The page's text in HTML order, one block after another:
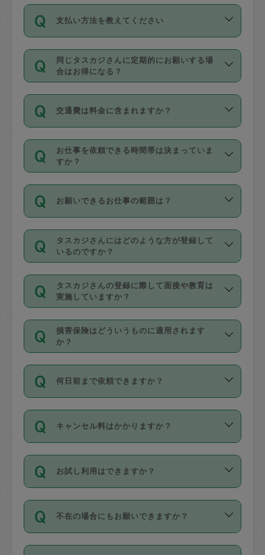
の上事前申請することが必要です。な
お、3時間を下回っても、値引き等はござ
いません。
11種類の価格帯の中からタスカジさん自
身が価格を選んで設定しています。
タスカジさんの価格設定には最初は制限
があり、レビュー件数、レビューの平均
値、などで除々に設定可能な最高額が上
がっていく仕組みになっています。
支払い方法を教えてください
お支払方法はクレジットカード（Visa／
Master／JCB／AMERICAN EXPRESS／
Diners Club）のみとなります。
を行う際にご入力ください。プロフィー
ル登録時にはご入力いただかなくても大
丈夫です。
デビットカード・プリペイドカード（Vプ
リカ、au WALLETなど）は支払にはご利
銀行振込や現金払いも対応していませ
なお、タスカジさんの交通費も、依頼料
金のご請求と合わせてお支払いとなりま
動計算で表示されます。
同じタスカジさんに定期的にお願いする場
合はお得になる？
依頼には「スポット」と「定期（毎週｜
隔週）」があり、「定期」の依頼は「ス
ポット」よりお得な料金でご利用できま
す。
定期の最低利用回数は設けていない代わ
りに、一定数を超えたキャンセルは有償
（例：毎週定期の場合は３回以上のキャ
ンセルが有償（1200円、隔週定期の場合
は２回以上のキャンセルが有償（1200
交通費は料金に含まれますか？
交通費は依頼料金とは別途発生し、依頼
料金のご請求と合わせてお支払いとなり
ます。交通費の金額は「依頼の詳細」に
お仕事を依頼できる時間帯は決まっていま
すか？
時間帯は3種類あります。いずれも１回あ
たり３時間です。
・ＡＭ ９時～１２時
・ＰＭ １３時～１６時
・夜 １８時～２１時
開始時間を２時間前後変更することが可
能です。依頼送信後、個別にタスカジさ
んにメッセージを送り調整してくださ
い。ただし、２時間を越えての調整はで
時間も被らない場合、損害保険の対象外
お願いできるお仕事の範囲は？
掃除、整理収納、洗濯、買い物、料理、
作り置きです。タスカジさんによってで
きる仕事の範囲が異なりますので、依頼
する前にタスカジさんのプロフィールで
確認してください。
基本的に、高所での作業や危険作業、屋
外での作業は対象外です。
タスカジさんにはどのような方が登録して
いるのですか？
主婦として長年の家事経験をお持ちの
方、栄養士・調理師といった資格者で保
育園や学校の給食やレストランで料理関
係の専門職に従事されていた方、日本で
すでにハウスキーパーや英語の先生とし
てお仕事をしているフィリピン出身の
社員など様々なバックグラウンドの方が
登録しています。
日本語も話せる方など様々です。
ールに記載していますので、各自の得意
を依頼してください。
タスカジさんの登録に際して面接や教育は
実施していますか？
応募の際に、各自事務局との面接と説明
を行っています。その後、身分証明書の
写真提出をしていただいています。外国
確認しています。タスカジさんトレーニ
ング動画を使ったセルフトレーニングの
現場トライアルを受け、合格したタスカ
ジさんが活動されています。
※テストセンターの講評は１件目のレビュ
参考
【詳細】タスカジさんの登録に際
損害保険はどういうものに適用されます
か？
依頼者とタスカジさんとの間でタスカジ
を通して成立した作業時間内での作業に
適用されます。作業範囲は、掃除、洗
です。作業中に物を壊したり、人にけが
をさせたりした場合が対象で、補償金額
す。
写真を撮り、
何日前まで依頼できますか？
ご依頼は、現在を起点に3日後（72時間
以降）の日時から受付可能となっていま
す。
タスカジさんへ「募集」をかけることが
可能です。
キャンセル料はかかりますか？
キャンセル料には、以下の2種類がありま
す。
1. 直前キャンセル（定期、スポット契約
共通）
お試し利用はできますか？
「お試し利用」というメニューはありま
せんが、「一回のみ」依頼を活用するこ
とによって、気に入ったタスカジさんを
不在の場合にもお願いできますか？
不在の場合の作業はタスカジさんの同意